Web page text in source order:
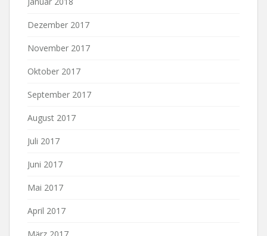
Dezember 2017
November 2017
Oktober 2017
September 2017
August 2017
Juli 2017
Juni 2017
Mai 2017
April 2017
März 2017